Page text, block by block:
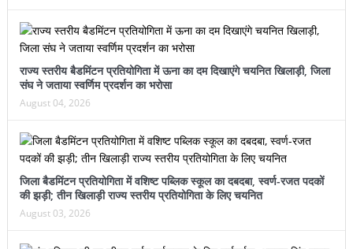
राज्य स्तरीय बैडमिंटन प्रतियोगिता में ऊना का दम दिखाएंगे चयनित खिलाड़ी, जिला
संघ ने जताया स्वर्णिम प्रदर्शन का भरोसा
August 04, 2026
जिला बैडमिंटन प्रतियोगिता में वशिष्ट पब्लिक स्कूल का दबदबा, स्वर्ण-रजत पदकों
की झड़ी; तीन खिलाड़ी राज्य स्तरीय प्रतियोगिता के लिए चयनित
August 03, 2026